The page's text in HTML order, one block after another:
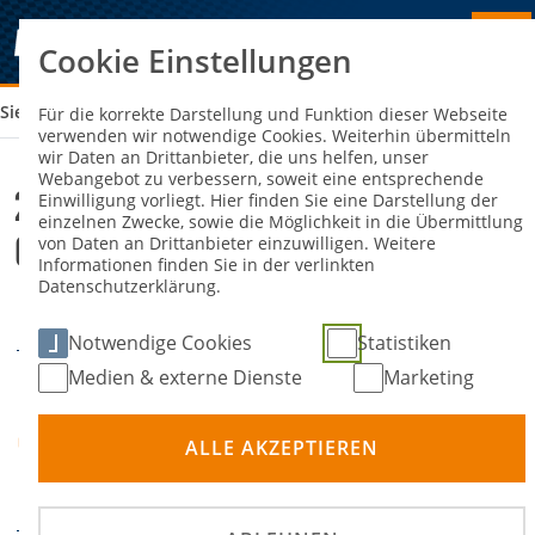
Sie sind hier: 25. AUTOMOBILSLALOM MSC LANG-GÖNS
25. Automobilslalom MSC Lang-
Göns
07. Juni 2026
ORT
Gießen, Pistorstraße –
Spoerhasestr. / Gießen,
Industriegebiet
Schiffenberger Tal
Cookie Einstellungen
Für die korrekte Darstellung und Funktion dieser Webseite
verwenden wir notwendige Cookies. Weiterhin übermitteln
wir Daten an Drittanbieter, die uns helfen, unser
Webangebot zu verbessern, soweit eine entsprechende
Einwilligung vorliegt. Hier finden Sie eine Darstellung der
einzelnen Zwecke, sowie die Möglichkeit in die Übermittlung
von Daten an Drittanbieter einzuwilligen. Weitere
Informationen finden Sie in der verlinkten
Datenschutzerklärung.
Notwendige Cookies
Statistiken
Medien & externe Dienste
Marketing
ALLE AKZEPTIEREN